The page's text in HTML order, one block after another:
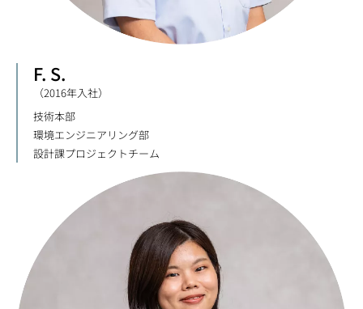
F. S.
（2016年入社）
技術本部
環境エンジニアリング部
設計課プロジェクトチーム